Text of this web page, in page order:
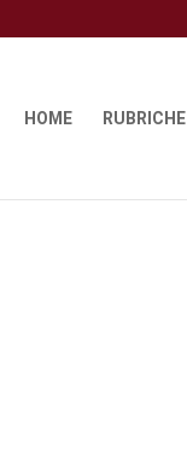
HOME RUBRICHE